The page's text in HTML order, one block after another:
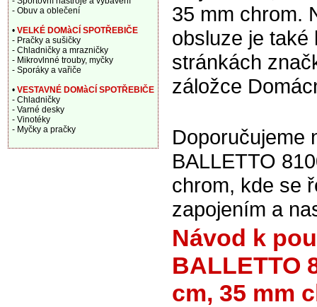
35 mm chrom.
obsluze je také
stránkách
záložce
Doporučujeme
BALLETTO
chrom, kde se
zapojením a
Návod k
BALLETTO
cm, 35 mm
- Obuv a oblečení
• VELKÉ DOMàCÍ SPOTŘEBIČE
- Pračky a sušičky
- Chladničky a mrazničky
- Mikrovlnné trouby, myčky
- Sporáky a vařiče
• VESTAVNÉ DOMàCÍ SPOTŘEBIČE
- Chladničky
- Varné desky
- Vinotéky
- Myčky a pračky